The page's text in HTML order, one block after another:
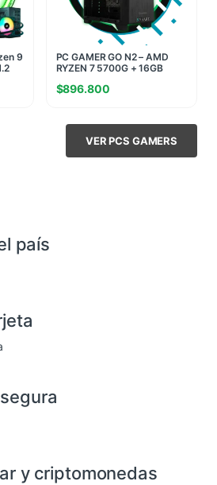
9
PC GAMER GO N2 – AMD
RYZEN 7 5700G + 16GB
$896.800
VER PCS GAMERS
país
y criptomonedas